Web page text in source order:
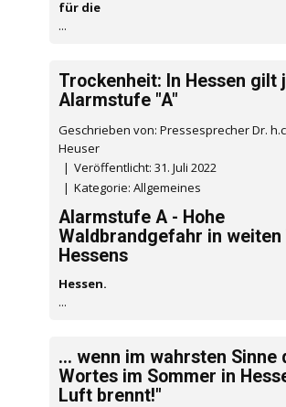
für die
...
Trockenheit: In Hessen gilt
Alarmstufe "A"
Geschrieben von: Pressesprecher Dr.
Heuser
Veröffentlicht: 31. Juli 2022
Kategorie: Allgemeines
Alarmstufe A - Hohe
Waldbrandgefahr in weiten
Hessens
Hessen.
...
... wenn im wahrsten Sinne
Wortes im Sommer in
Luft brennt!"